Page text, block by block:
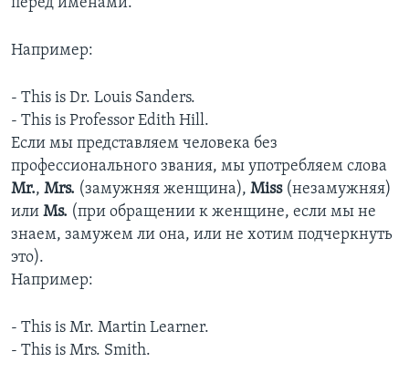
Например:
- This is Dr. Louis Sanders.
- This is Professor Edith Hill.
Если мы представляем человека без
профессионального звания, мы употребляем слова
Mr., Mrs. (замужняя женщина), Miss(незамужняя)
или Ms. (при обращении к женщине, если мы не
знаем, замужем ли она, или не хотим подчеркнуть
это).
Например:
- This is Mr. Martin Learner.
- This is Mrs. Smith.